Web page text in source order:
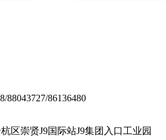
88043727/86136480
区崇贤J9国际站J9集团入口工业园